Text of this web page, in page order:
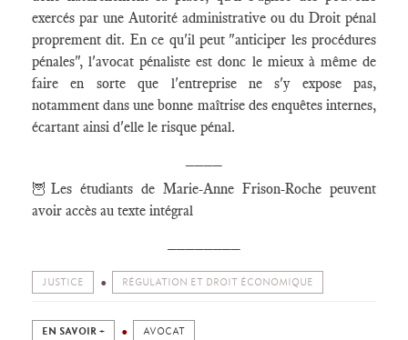
exercés par une Autorité administrative ou du Droit pénal
proprement dit. En ce qu'il peut "anticiper les procédures
pénales", l'avocat pénaliste est donc le mieux à même de
faire en sorte que l'entreprise ne s'y expose pas,
notamment dans une bonne maîtrise des enquêtes internes,
écartant ainsi d'elle le risque pénal.
🦉Les étudiants de Marie-Anne Frison-Roche peuvent
avoir accès au texte intégral
JUSTICE RÉGULATION ET DROIT ÉCONOMIQUE
EN SAVOIR + AVOCAT